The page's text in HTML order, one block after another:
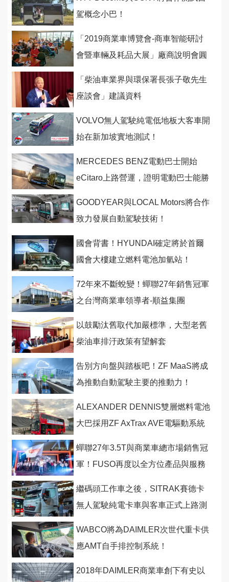
駕概念小巴！
「2019商業車博覽會-商車智能研討
會暨車輛及耗品大展」廠商說明會圓
「柴油車業界與環保署長張子敬先生
座談會」建議資料
VOLVO無人駕駛純電低地板大客車開
始在新加坡實地測試！
MERCEDES BENZ電動巴士開始
eCitaro上路營運，證明電動巴士能勝
GOODYEAR與LOCAL Motors將合作
致力發展自動駕駛技術！
國會背書！HYUNDAI確定將於首爾
國會大樓建立燃料電池加氫站！
72年來不斷蛻變！蟬聯27年銷售冠軍
之台灣商業車領導者-順益集團
以鼓勵汰舊取代加嚴標準，大型老舊
柴油車排汙政策有望解套
告別方向盤與踏板吧！ZF MaaS將成
為推動自動駕駛主要的推動力！
ALEXANDER DENNIS雙層燃料電池
大巴採用ZF AxTrax AVE電驅動系統
蟬聯27年3.5T與商業車總市場銷售冠
軍！FUSO再度以全方位產品與服務
繼碼頭工作車之後，SITRAK賽德卡
無人駕駛純電卡車與客車正式上路測
WABCO將為DAIMLER次世代重卡供
應AMT自手排控制系統！
2018年DAIMLER商業車創下有史以